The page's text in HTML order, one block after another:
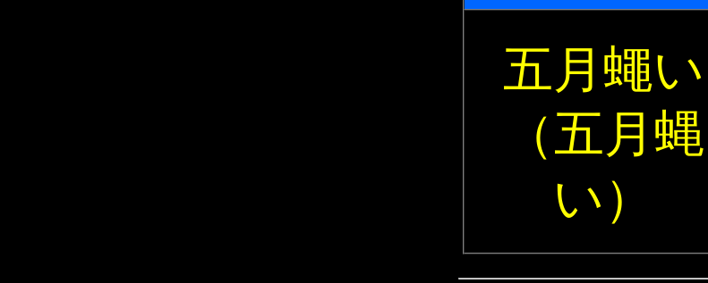
五月蠅い
（五月蝿
い）